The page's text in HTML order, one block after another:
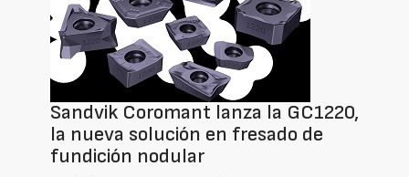
Sandvik Coromant lanza la GC1220,
la nueva solución en fresado de
fundición nodular